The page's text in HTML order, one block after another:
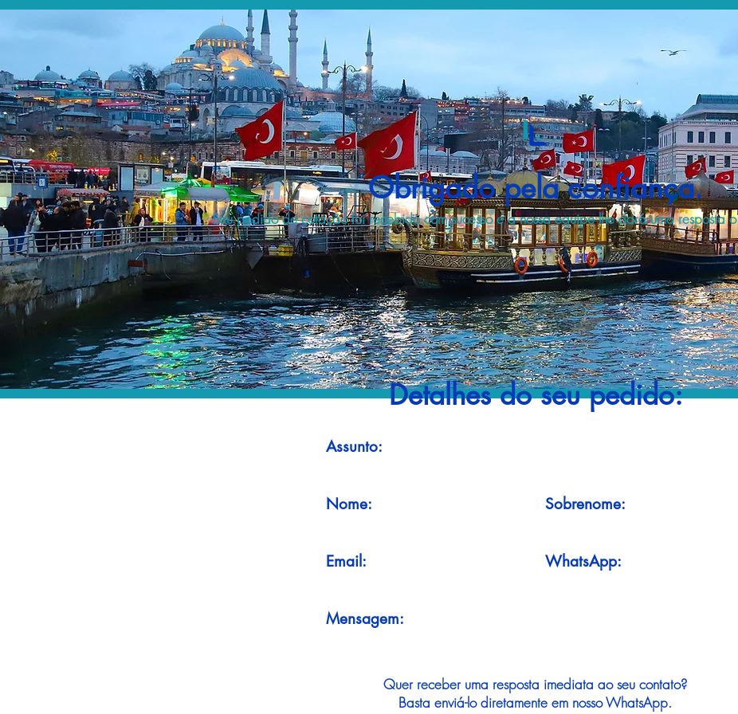
Obrigado pela confiança.
Seu pedido de cotação foi recebido com sucesso e a nossa equipe lhe dará uma resposta
Detalhes do seu pedido:
Assunto:
Nome: Sobrenome:
Email: WhatsApp:
Mensagem:
Quer receber uma resposta imediata ao seu contato?
Basta enviá-lo diretamente em nosso WhatsApp.